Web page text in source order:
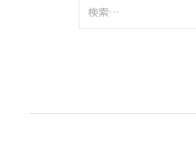
索: